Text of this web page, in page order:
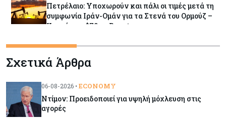
Πετρέλαιο: Υποχωρούν και πάλι οι τιμές μετά τη
συμφωνία Ιράν-Ομάν για τα Στενά του Ορμούζ –
Κοντά στα $79 το Brent
Ορκίζονται σήμερα τα νέα μέλη της Κυβέρνησης
Κόσμος
Σχετικά Άρθρα
06-08-2026 • ECONOMY
Ντίμον: Προειδοποιεί για υψηλή μόχλευση στις
αγορές